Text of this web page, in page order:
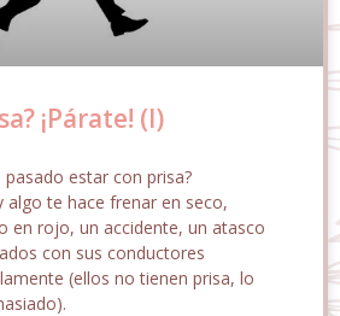
¡Párate! (I)
pasado estar con prisa?
algo te hace frenar en seco,
en rojo, un accidente, un atasco
con sus conductores
(ellos no tienen prisa, lo